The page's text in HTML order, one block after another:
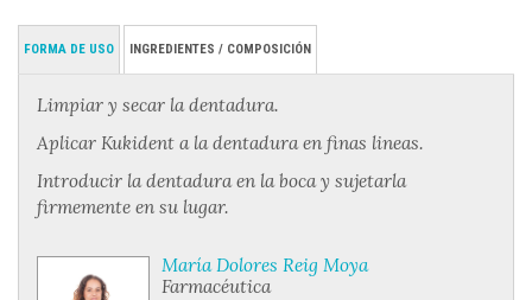
FORMA DE USO INGREDIENTES / COMPOSICIÓN
Limpiar y secar la dentadura.
Aplicar Kukident a la dentadura en finas lineas.
Introducir la dentadura en la boca y sujetarla
firmemente en su lugar.
María Dolores Reig Moya
Farmacéutica